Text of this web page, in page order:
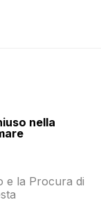
nella
e la Procura di